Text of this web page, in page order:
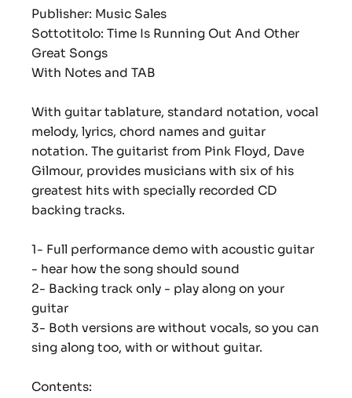
Publisher: Music Sales
Sottotitolo: Time Is Running Out And Other
Great Songs
With Notes and TAB
With guitar tablature, standard notation, vocal
melody, lyrics, chord names and guitar
notation. The guitarist from Pink Floyd, Dave
Gilmour, provides musicians with six of his
greatest hits with specially recorded CD
backing tracks.
1- Full performance demo with acoustic guitar
- hear how the song should sound
2- Backing track only - play along on your
guitar
3- Both versions are without vocals, so you can
sing along too, with or without guitar.
Contents: